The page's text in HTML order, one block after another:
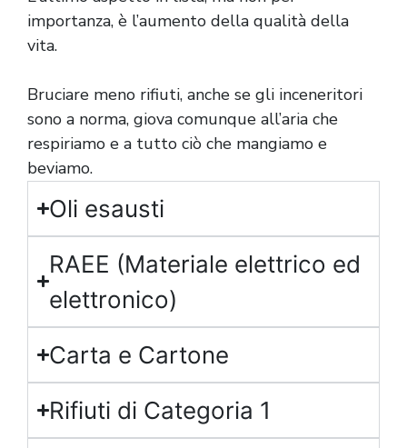
importanza, è l’aumento della qualità della
vita.
Bruciare meno rifiuti, anche se gli inceneritori
sono a norma, giova comunque all’aria che
respiriamo e a tutto ciò che mangiamo e
beviamo.
Oli esausti
RAEE (Materiale elettrico ed
elettronico)
Carta e Cartone
Rifiuti di Categoria 1